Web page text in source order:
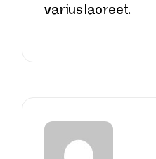
varius laoreet.